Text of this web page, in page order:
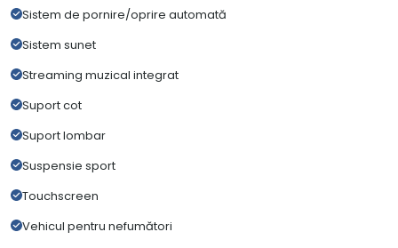
Sistem de pornire/oprire automată
Sistem sunet
Streaming muzical integrat
Suport cot
Suport lombar
Suspensie sport
Touchscreen
Vehicul pentru nefumători